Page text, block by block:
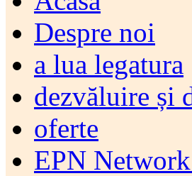
Despre noi
a lua legatura
dezvăluire și
oferte
EPN